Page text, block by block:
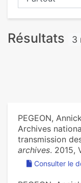
Résultats 3
PEGEON,
Archives
transmission
archives. 2015,
Consulter le